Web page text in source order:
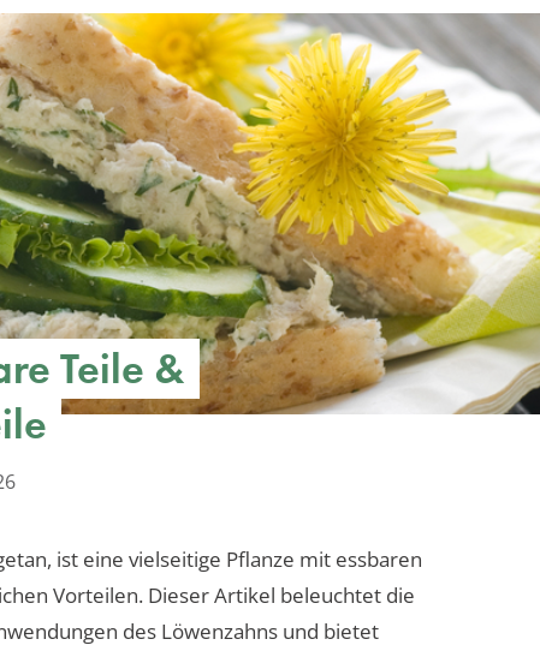
Teile &
ist eine vielseitige Pflanze mit essbaren
Vorteilen. Dieser Artikel beleuchtet die
des Löwenzahns und bietet